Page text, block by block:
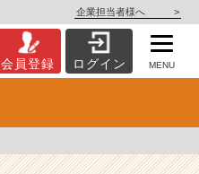
企業担当者様へ >
会員登録 ログイン MENU